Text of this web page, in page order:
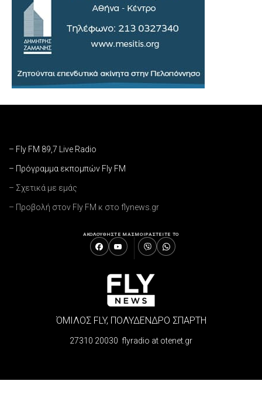
– Fly FM 89,7 Live Radio
– Πρόγραμμα εκπομπών Fly FM
– Σχετικά με εμάς
– Προβολή στον Fly FM κ στο flynews.gr
ΑΚΟΛΟΥΘΗΣΤΕ ΜΑΣΜΟΙΡΑΣΤΕΙΤΕ ΤΟ
ΌΜΙΛΟΣ FLY, ΠΟΛΥΔΕΝΔΡΟ ΣΠΑΡΤΗ
27310 20030 flyradio at otenet.gr